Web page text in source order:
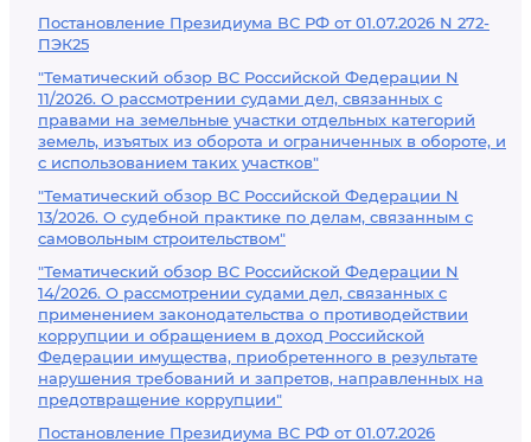
Постановление Президиума ВС РФ от 01.07.2026 N 272-
ПЭК25
"Тематический обзор ВС Российской Федерации N
11/2026. О рассмотрении судами дел, связанных с
правами на земельные участки отдельных категорий
земель, изъятых из оборота и ограниченных в обороте, и
с использованием таких участков"
"Тематический обзор ВС Российской Федерации N
13/2026. О судебной практике по делам, связанным с
самовольным строительством"
"Тематический обзор ВС Российской Федерации N
14/2026. О рассмотрении судами дел, связанных с
применением законодательства о противодействии
коррупции и обращением в доход Российской
Федерации имущества, приобретенного в результате
нарушения требований и запретов, направленных на
предотвращение коррупции"
Постановление Президиума ВС РФ от 01.07.2026